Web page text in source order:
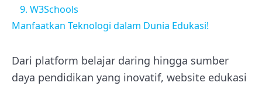
9. W3Schools
Manfaatkan Teknologi dalam Dunia Edukasi!
Dari platform belajar daring hingga sumber
daya pendidikan yang inovatif, website edukasi